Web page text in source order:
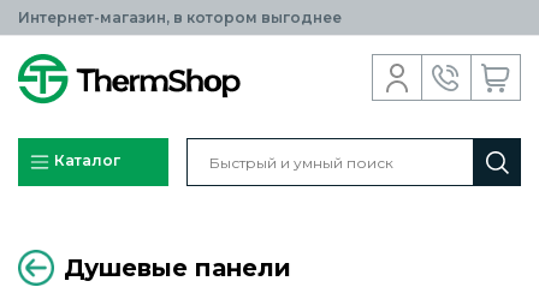
Интернет-магазин, в котором выгоднее
Каталог
Душевые панели